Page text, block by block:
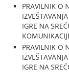
PRAVILNIK O
IGRE NA
PRAVILNIK O
IGRE NA